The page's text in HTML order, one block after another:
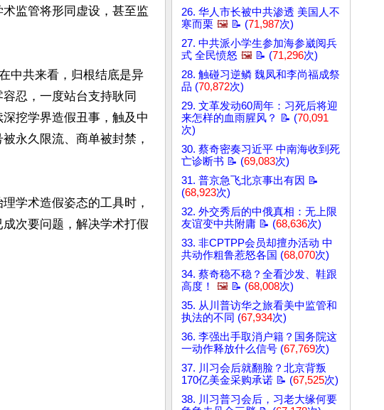
监管将形同虚设，甚至监
中共来看，归根结底是异
忍，一度站台支持耿同
挖学界造假丑事，触及中
永久限流、商单被封禁，
学术造假姿态的工具时，
次要问题，解决学术打假
26. 华人市长被中共渗透 美国人不
寒而栗 🖼️ 📝 (71,987次)
27. 中共派小学生参加海参崴阅兵
式 全民愤怒 🖼️ 📝 (71,296次)
28. 触碰习逆鳞 魏凤和李尚福成祭
品 (70,872次)
29. 文革发动60周年：习死后将迎
来怎样的血雨腥风？ 📝 (70,091
次)
30. 蔡奇密奏习近平 中南海收到死
亡诊断书 📝 (69,083次)
31. 普京急飞北京事出有因 📝
(68,923次)
32. 外交秀后的中俄真相：无上限
友谊变中共附庸 📝 (68,636次)
33. 非CPTPP会员却擅办活动 中
共动作粗鲁惹怒各国 (68,070次)
34. 蔡奇稳不稳？全看沙发、鞋跟
高度！
🖼️ 📝 (68,008次)
35. 从川普访华之旅看美中监管和
执法的不同 (67,934次)
36. 李强出手取消户籍？国务院这
一动作释放什么信号 (67,769次)
37. 川习会后就翻脸？北京背叛
170亿美金采购承诺 📝 (67,525次)
38. 川习普习会后，习老大缘何要